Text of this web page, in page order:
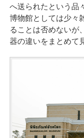
へ送られたという品
博物館としては少々
ることは否めないが
器の違いをまとめて